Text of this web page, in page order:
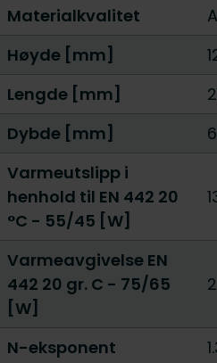
Materialkvalitet
Høyde [mm]
Lengde [mm]
Dybde [mm]
Varmeutslipp i
henhold til EN 442 20
°C - 55/45 [W]
Varmeavgivelse EN
442 20 gr. C - 75/65
[W]
N-eksponent